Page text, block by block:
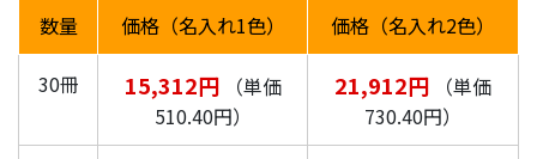
数量 価格（名入れ1色） 価格（名入れ2色）
30冊 15,312円（単価
510.40円）
21,912円 （単価
730.40円）